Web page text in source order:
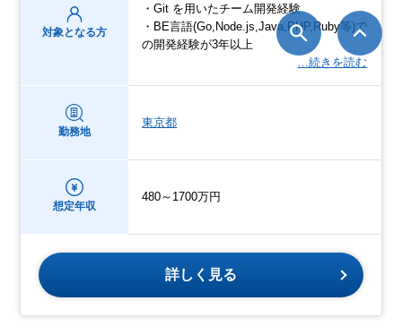
対象となる方
・Git を用いたチーム開発経験
・BE言語(Go,Node.js,Java,PHP,Ruby等)で
の開発経験が3年以上
…続きを読む
勤務地
東京都
想定年収
480～1700万円
詳しく見る